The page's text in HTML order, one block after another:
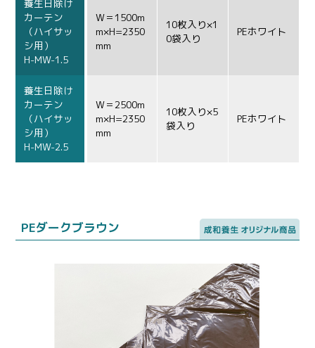
養生日除け
カーテン
（ハイサッ
シ用）
H-MW-1.5
W＝1500m
m×H=2350
mm
10枚入り×1
0袋入り
PEホワイト
養生日除け
カーテン
（ハイサッ
シ用）
H-MW-2.5
W＝2500m
m×H=2350
mm
10枚入り×5
袋入り
PEホワイト
PEダークブラウン